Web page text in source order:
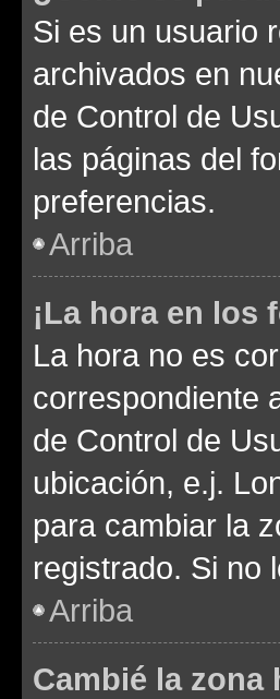
Si es un usuario
archivados en
de Control de
las páginas del
preferencias.
Arriba
¡La hora en los
La hora no es
correspondiente
de Control de
ubicación, e.j.
para cambiar la
registrado. Si no
Arriba
Cambié la zona